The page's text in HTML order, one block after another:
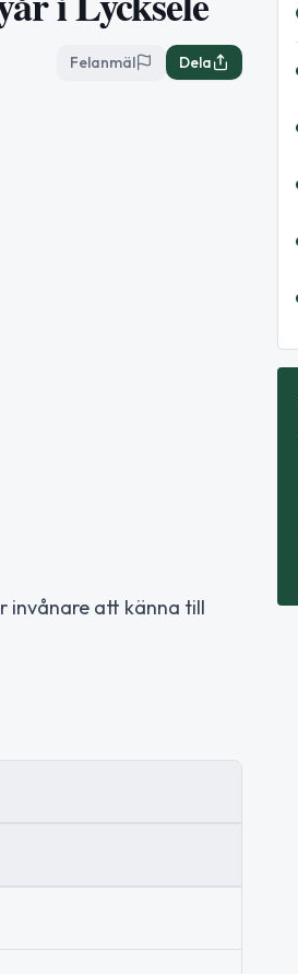
Felanmäl Dela
invånare att känna till